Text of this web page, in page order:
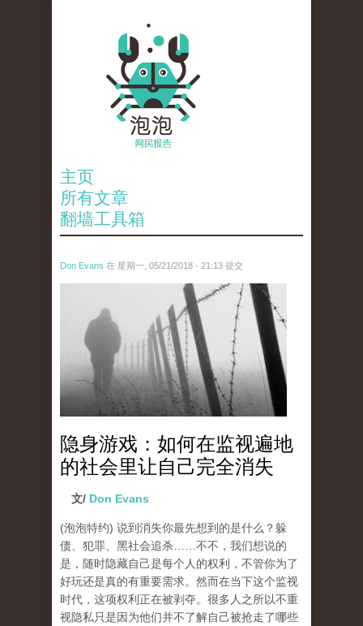
主页
所有文章
翻墙工具箱
Don Evans 在 星期一, 05/21/2018 - 21:13 提交
wechatimg1066.jpeg
隐身游戏：如何在监视遍地
的社会里让自己完全消失
文/ Don Evans
(泡泡特约) 说到消失你最先想到的是什么？躲
债、犯罪、黑社会追杀……不不，我们想说的
是，随时隐藏自己是每个人的权利，不管你为了
好玩还是真的有重要需求。然而在当下这个监视
时代，这项权利正在被剥夺。很多人之所以不重
视隐私只是因为他们并不了解自己被抢走了哪些